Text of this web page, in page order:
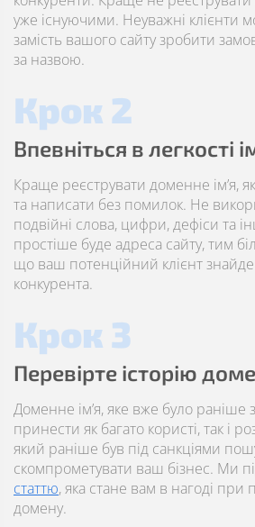
уже існуючими. Неуважні клієнти
замість вашого сайту зробити
за назвою.
Крок 2
Впевніться в легкості
Краще реєструвати доменне ім’я,
та написати без помилок. Не
подвійні слова, цифри, дефіси та
простіше буде адреса сайту, тим
що ваш потенційний клієнт
конкурента.
Крок 3
Перевірте історію
Доменне ім’я, яке вже було раніше
принести як багато користі, так і
який раніше був під санкціями
скомпрометувати ваш бізнес. Ми
статтю, яка стане вам в нагоді при
домену.